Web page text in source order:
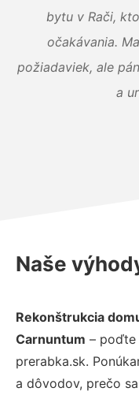
bytu v Rači,
očakávania.
požiadaviek, ale
a
Naše
Rekonštrukcia
Carnuntum –
prerabka.sk.
a dôvodov, prečo